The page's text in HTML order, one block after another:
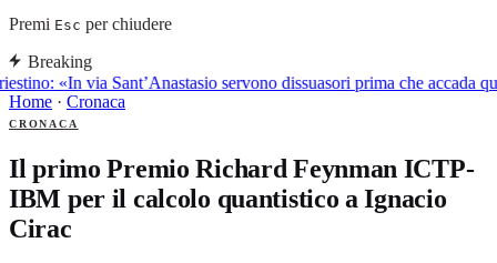
Premi Esc per chiudere
Breaking
«In via Sant’Anastasio servono dissuasori prima che accada
Home · Cronaca
CRONACA
Il primo Premio Richard Feynman ICTP-
IBM per il calcolo quantistico a Ignacio
Cirac